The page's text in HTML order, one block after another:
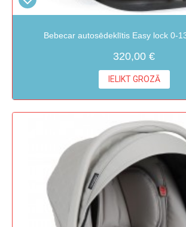
Bebecar autosēdeklītis Easy lock 0-
320,00 €
IELIKT GROZĀ